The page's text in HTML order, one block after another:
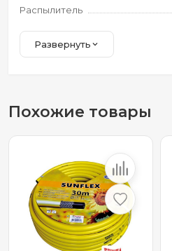
Распылитель
Развернуть
Похожие товары